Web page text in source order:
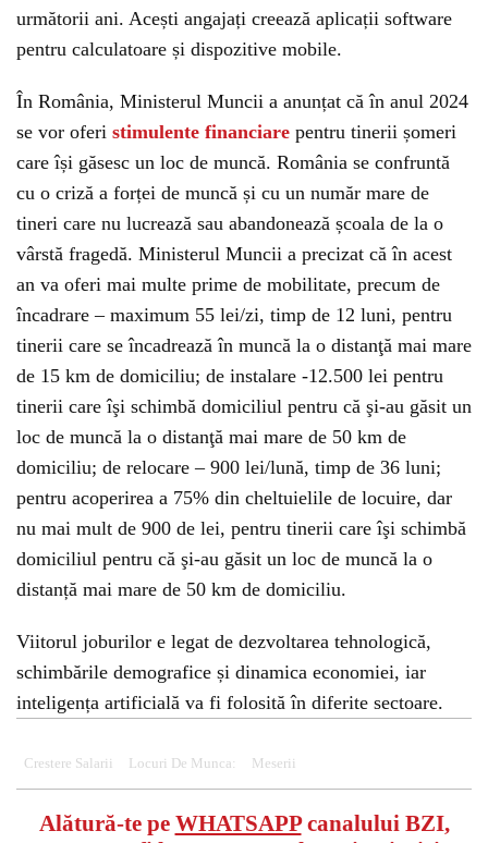
următorii ani. Acești angajați creează aplicații software
pentru calculatoare și dispozitive mobile.
În România, Ministerul Muncii a anunțat că în anul 2024
se vor oferi stimulente financiare pentru tinerii șomeri
care își găsesc un loc de muncă. România se confruntă
cu o criză a forței de muncă și cu un număr mare de
tineri care nu lucrează sau abandonează școala de la o
vârstă fragedă. Ministerul Muncii a precizat că în acest
an va oferi mai multe prime de mobilitate, precum de
încadrare – maximum 55 lei/zi, timp de 12 luni, pentru
tinerii care se încadrează în muncă la o distanţă mai mare
de 15 km de domiciliu; de instalare -12.500 lei pentru
tinerii care îşi schimbă domiciliul pentru că şi-au găsit un
loc de muncă la o distanţă mai mare de 50 km de
domiciliu; de relocare – 900 lei/lună, timp de 36 luni;
pentru acoperirea a 75% din cheltuielile de locuire, dar
nu mai mult de 900 de lei, pentru tinerii care îşi schimbă
domiciliul pentru că şi-au găsit un loc de muncă la o
distanță mai mare de 50 km de domiciliu.
Viitorul joburilor e legat de dezvoltarea tehnologică,
schimbările demografice și dinamica economiei, iar
inteligența artificială va fi folosită în diferite sectoare.
Crestere Salarii Locuri De Munca: Meserii
Alătură-te pe WHATSAPPcanalului BZI,